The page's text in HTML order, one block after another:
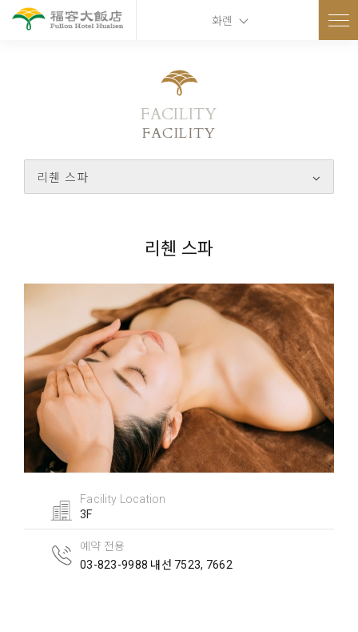
화롄
FACILITY
FACILITY
리췐 스파
리췐 스파
Facility Location
3F
예약 전용
03-823-9988 내선 7523, 7662